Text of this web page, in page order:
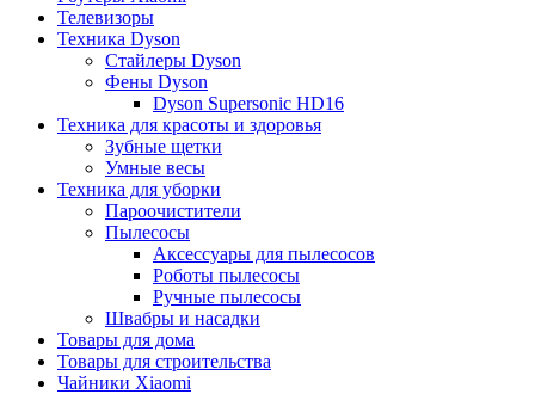
Телевизоры
Техника Dyson
Стайлеры Dyson
Фены Dyson
Dyson Supersonic HD16
Техника для красоты и здоровья
Зубные щетки
Умные весы
Техника для уборки
Пароочистители
Пылесосы
Аксессуары для пылесосов
Роботы пылесосы
Ручные пылесосы
Швабры и насадки
Товары для дома
Товары для строительства
Чайники Xiaomi